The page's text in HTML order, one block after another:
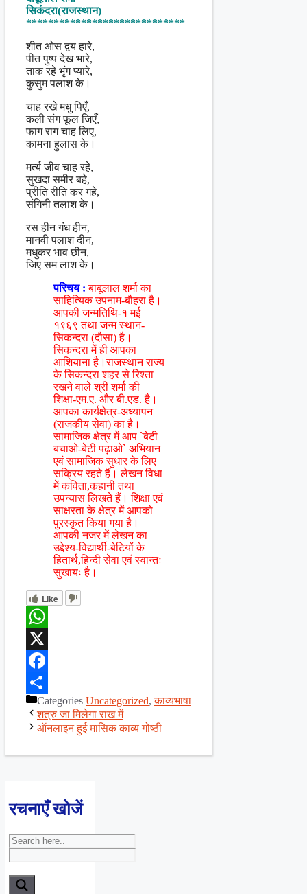
सिकंदरा(राजस्थान)
*****************************
शीत ओस द्वय हारे,
पीत पुष्प देख भारे,
ताक रहे भृंग प्यारे,
कुसुम पलाश के।
चाह रखे मधु पिएँ,
कली संग फूल जिएँ,
फाग राग चाह लिए,
कामना हुलास के।
मर्त्य जीव चाह रहे,
सुखदा समीर बहे,
प्रीति रीति कर गहे,
संगिनी तलाश के।
रस हीन गंध हीन,
मानवी पलाश दीन,
मधुकर भाव छीन,
जिए सम लाश के।
परिचय : बाबूलाल शर्मा का
साहित्यिक उपनाम-बौहरा है।
आपकी जन्मतिथि-१ मई
१९६९ तथा जन्म स्थान-
सिकन्दरा (दौसा) है।
सिकन्दरा में ही आपका
आशियाना है।राजस्थान राज्य
के सिकन्दरा शहर से रिश्ता
रखने वाले श्री शर्मा की
शिक्षा-एम.ए. और बी.एड. है।
आपका कार्यक्षेत्र-अध्यापन
(राजकीय सेवा) का है।
सामाजिक क्षेत्र में आप `बेटी
बचाओ-बेटी पढ़ाओ` अभियान
एवं सामाजिक सुधार के लिए
सक्रिय रहते हैं। लेखन विधा
में कविता,कहानी तथा
उपन्यास लिखते हैं। शिक्षा एवं
साक्षरता के क्षेत्र में आपको
पुरस्कृत किया गया है।
आपकी नजर में लेखन का
उद्देश्य-विद्यार्थी-बेटियों के
हितार्थ,हिन्दी सेवा एवं स्वान्तः
सुखायः है।
Like
WhatsApp
X
Facebook
ShareCategories Uncategorized,काव्यभाषा
शत्रु जा मिलेगा राख में
ऑनलाइन हुई मासिक काव्य गोष्ठी
रचनाएँ खोजें